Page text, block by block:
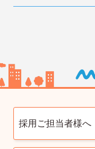
採用ご担当者様へ